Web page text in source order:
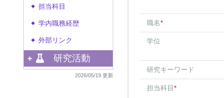
◆ 担当科目
◆ 学内職務経歴
◆ 外部リンク
研究活動
2026/05/19 更新
職名*
学位
研究キーワード
担当科目*